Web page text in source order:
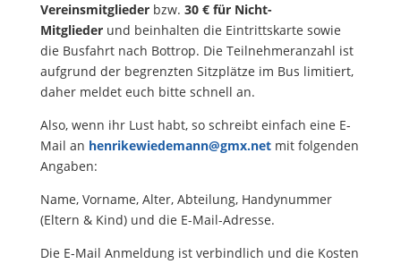
Vereinsmitgliederbzw. 30 € für Nicht-
Mitgliederund beinhalten die Eintrittskarte sowie
die Busfahrt nach Bottrop. Die Teilnehmeranzahl ist
aufgrund der begrenzten Sitzplätze im Bus limitiert,
daher meldet euch bitte schnell an.
Also, wenn ihr Lust habt, so schreibt einfach eine E-
Mail an henrikewiedemann@gmx.netmit folgenden
Angaben:
Name, Vorname, Alter, Abteilung, Handynummer
(Eltern & Kind) und die E-Mail-Adresse.
Die E-Mail Anmeldung ist verbindlich und die Kosten